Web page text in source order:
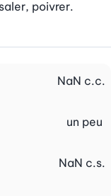
poivrer.
NaN c.c.
un peu
NaN c.s.